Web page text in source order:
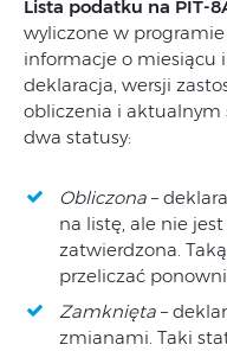
Lista podatku na PIT-
wyliczone w
informacje o miesiącu
deklaracja, wersji
obliczenia i aktualnym
dwa statusy:
Obliczona –
na listę, ale nie
zatwierdzona.
przeliczać
Zamknięta –
zmianami. Taki